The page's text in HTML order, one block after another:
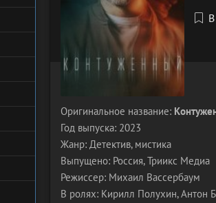
Оригинальное название:
Год выпуска: 2023
Жанр: Детектив, мистика
Выпущено: Россия, Триикс Медиа
Режиссер: Михаил Вассербаум
В ролях: Кирилл Полухин, Антон